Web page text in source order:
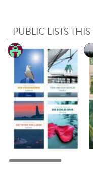
PUBLIC LISTS